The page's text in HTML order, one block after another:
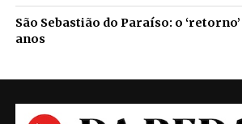
São Sebastião do Paraíso: o
anos